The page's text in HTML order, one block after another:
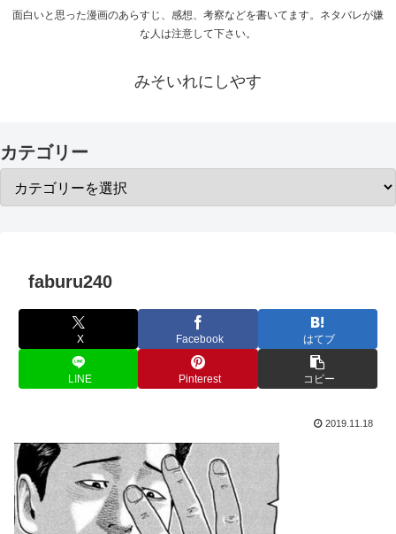
面白いと思った漫画のあらすじ、感想、考察などを書いてます。ネタバレが嫌
な人は注意して下さい。
みそいれにしやす
カテゴリー
faburu240
X Facebook はてブ
LINE Pinterest コピー
2019.11.18